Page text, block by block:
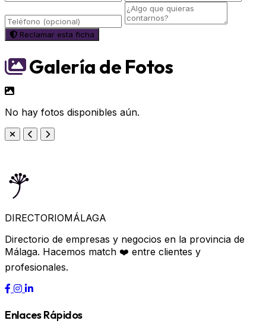
Reclamar esta ficha
Galería de Fotos
No hay fotos disponibles aún.
DIRECTORIOMÁLAGA
Directorio de empresas y negocios en la provincia de
Málaga. Hacemos match ❤️ entre clientes y
profesionales.
Enlaces Rápidos